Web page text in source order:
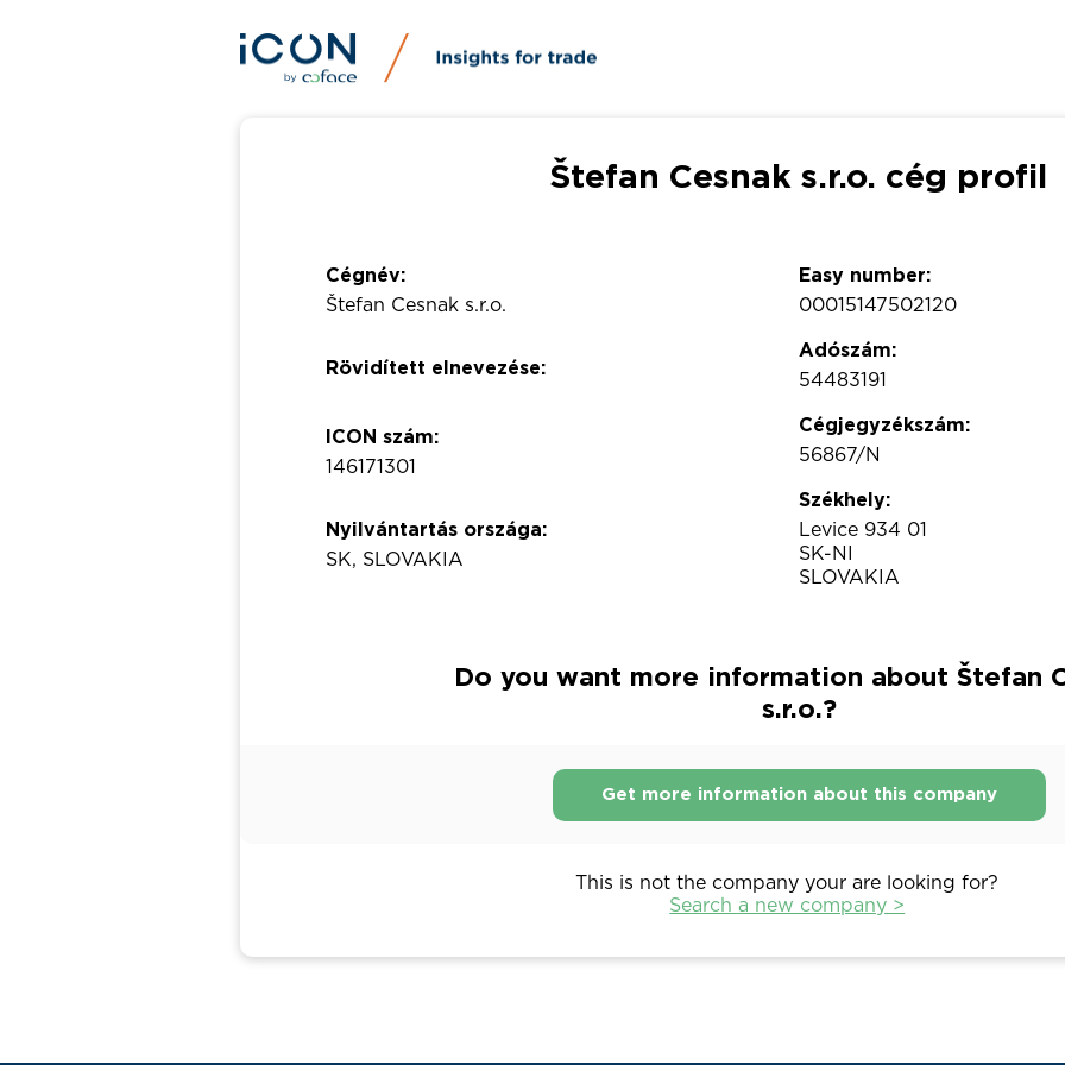
Štefan Cesnak s.r.o. cég profil
Cégnév:
Štefan Cesnak s.r.o.
Rövidített elnevezése:
ICON szám:
146171301
Nyilvántartás országa:
SK, SLOVAKIA
Easy number:
00015147502120
Adószám:
54483191
Cégjegyzékszám:
56867/N
Székhely:
Levice 934 01
SK-NI
SLOVAKIA
Do you want more information about Štefan
s.r.o.?
Get more information about this company
This is not the company your are looking for?
Search a new company >